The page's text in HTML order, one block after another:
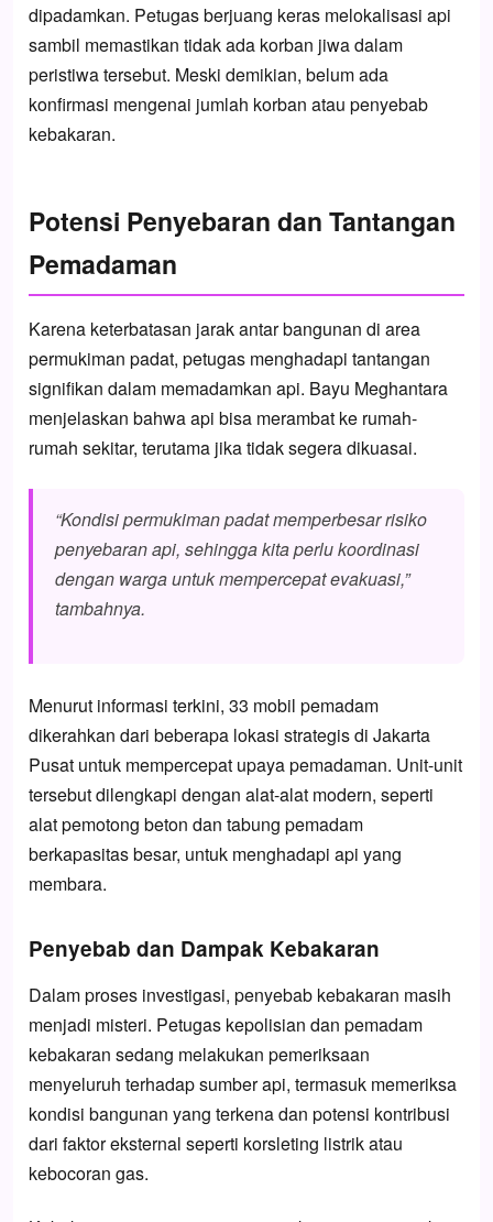
dipadamkan. Petugas berjuang keras melokalisasi api
sambil memastikan tidak ada korban jiwa dalam
peristiwa tersebut. Meski demikian, belum ada
konfirmasi mengenai jumlah korban atau penyebab
kebakaran.
Potensi Penyebaran dan Tantangan
Pemadaman
Karena keterbatasan jarak antar bangunan di area
permukiman padat, petugas menghadapi tantangan
signifikan dalam memadamkan api. Bayu Meghantara
menjelaskan bahwa api bisa merambat ke rumah-
rumah sekitar, terutama jika tidak segera dikuasai.
“Kondisi permukiman padat memperbesar risiko
penyebaran api, sehingga kita perlu koordinasi
dengan warga untuk mempercepat evakuasi,”
tambahnya.
Menurut informasi terkini, 33 mobil pemadam
dikerahkan dari beberapa lokasi strategis di Jakarta
Pusat untuk mempercepat upaya pemadaman. Unit-unit
tersebut dilengkapi dengan alat-alat modern, seperti
alat pemotong beton dan tabung pemadam
berkapasitas besar, untuk menghadapi api yang
membara.
Penyebab dan Dampak Kebakaran
Dalam proses investigasi, penyebab kebakaran masih
menjadi misteri. Petugas kepolisian dan pemadam
kebakaran sedang melakukan pemeriksaan
menyeluruh terhadap sumber api, termasuk memeriksa
kondisi bangunan yang terkena dan potensi kontribusi
dari faktor eksternal seperti korsleting listrik atau
kebocoran gas.